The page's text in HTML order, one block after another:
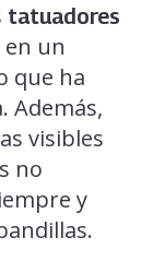
tatuadores
un
que ha
Además,
visibles
no
y